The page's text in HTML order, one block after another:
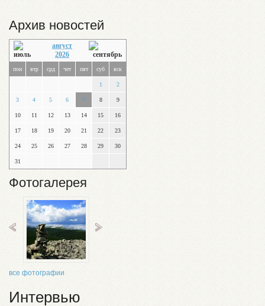
Архив новостей
август
2026
пон втр срд чет пят суб вск
1 2
3 4 5 6 7 8 9
10 11 12 13 14 15 16
17 18 19 20 21 22 23
24 25 26 27 28 29 30
31
Фотогалерея
все фотографии
Интервью